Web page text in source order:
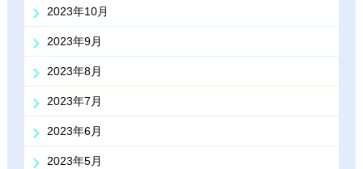
2023年10月
2023年9月
2023年8月
2023年7月
2023年6月
2023年5月